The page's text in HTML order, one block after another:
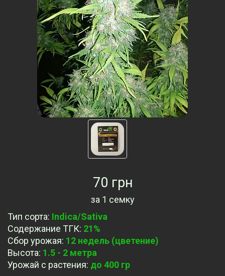
70 грн
за 1 семку
Тип сорта: Indica/Sativa
Содержание ТГК: 21%
Сбор урожая: 12 недель (цветение)
Высота: 1.5 - 2 метра
Урожай с растения: до 400 гр